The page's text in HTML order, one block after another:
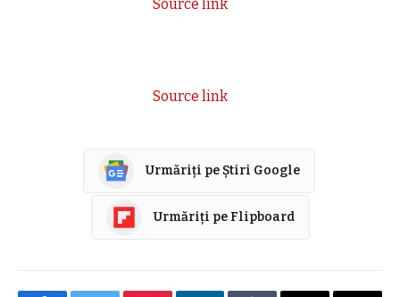
Source link
Source link
Urmăriți pe Știri Google
Urmăriți pe Flipboard